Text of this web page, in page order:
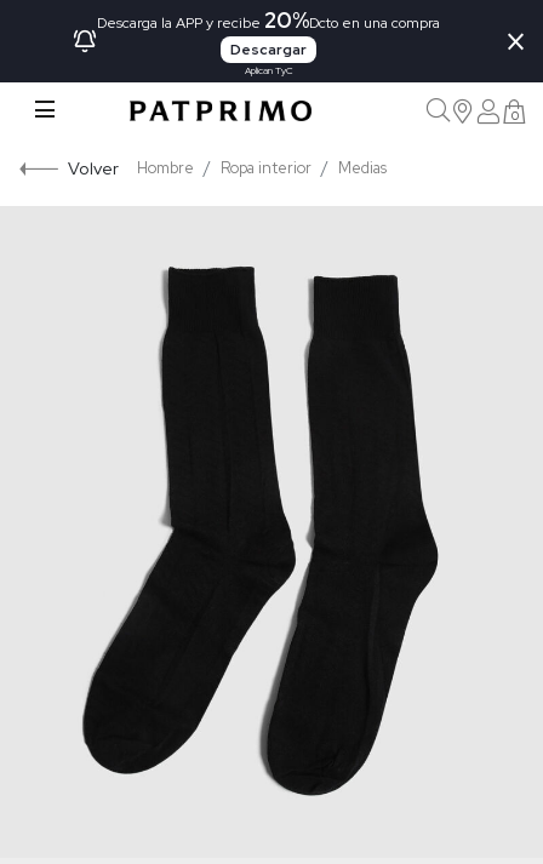
Descarga la APP y recibe 20%Dcto en una compra
Descargar
Aplican TyC
×
0
Volver Hombre Ropa interior Medias